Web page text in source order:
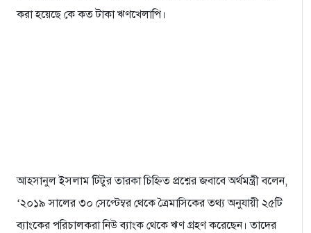
করা হয়েছে কে কত টাকা ঋণখেলাপি।
আহসানুল ইসলাম টিটুর তারকা চিহ্নিত প্রশ্নের জবাবে অর্থমন্ত্রী বলেন,
‘২০১৯ সালের ৩০ সেপ্টেম্বর থেকে ত্রৈমাসিকের তথ্য অনুযায়ী ২৫টি
ব্যাংকের পরিচালকরা নিউ ব্যাংক থেকে ঋণ গ্রহণ করেছেন। তাদের